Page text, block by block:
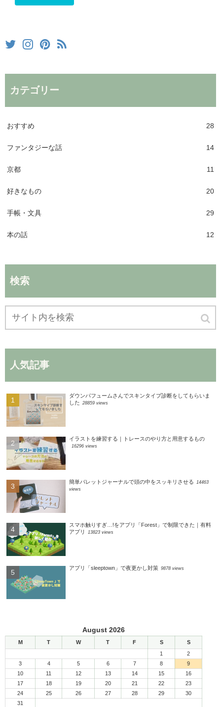
カテゴリー
おすすめ 28
ファンタジーな話 14
京都 11
好きなもの 20
手帳・文具 29
本の話 12
検索
人気記事
ダウンパフュームさんでスキンタイプ診断をしてもらいま
した 28859 views
イラストを練習する｜トレースのやり方と用意するもの
16296 views
簡単バレットジャーナルで頭の中をスッキリさせる
14463
views
スマホ触りすぎ…!をアプリ「Forest」で制限できた｜有料
アプリ
13823 views
アプリ「sleeptown」で夜更かし対策 9878 views
August 2026
M T W T F S S
1
2
3
4 5 6 7 8
9
10
11 12 13 14 15
16
17
18 19 20 21 22
23
24
25 26 27 28 29
30
31